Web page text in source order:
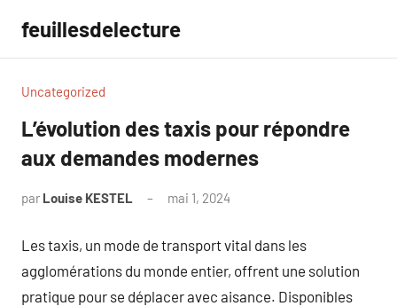
contenu
feuillesdelecture
Uncategorized
L’évolution des taxis pour répondre
aux demandes modernes
par Louise KESTEL mai 1, 2024
Les taxis, un mode de transport vital dans les
agglomérations du monde entier, offrent une solution
pratique pour se déplacer avec aisance. Disponibles